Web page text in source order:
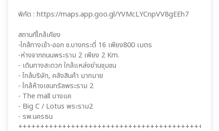
พิกัด : https://maps.app.goo.gl/YVMcLYCnpVV8gEEh7
สถานที่ใกล้เคียง
-ใกล้ทางเข้า-ออก ซ.บางกระดี่ 16 เพียง800 เมตร
-ห่างจากถนนพระราม 2 เพียง 2 Km.
- เดินทางสะดวก ใกล้แหล่งย่านชุมชน
- ใกล้บริษัท, คลังสินค้า มากมาย
- ใกล้ห้างเซนทรัลพระราม 2
- The mall บางแค
- Big C / Lotus พระราม2
- รพ.นครธน